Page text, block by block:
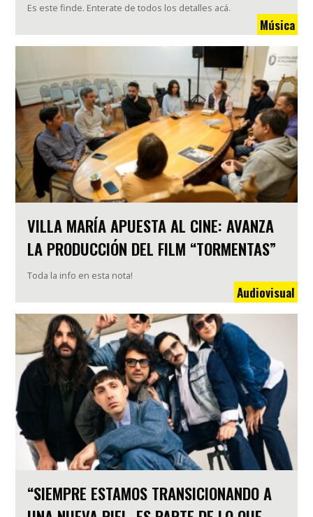
Es este finde. Enterate de todos los detalles acá.
Música
VILLA MARÍA APUESTA AL CINE: AVANZA
LA PRODUCCIÓN DEL FILM “TORMENTAS”
Toda la info en esta nota!
Audiovisual
“SIEMPRE ESTAMOS TRANSICIONANDO A